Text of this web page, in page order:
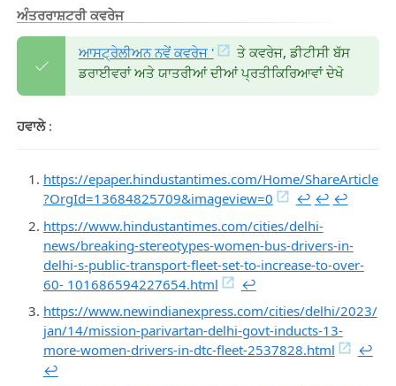
ਅੰਤਰਰਾਸ਼ਟਰੀ ਕਵਰੇਜ
ਆਸਟ੍ਰੇਲੀਅਨ ਨਵੇਂ ਕਵਰੇਜ '
ਤੇ ਕਵਰੇਜ, ਡੀਟੀਸੀ ਬੱਸ
ਡਰਾਈਵਰਾਂ ਅਤੇ ਯਾਤਰੀਆਂ ਦੀਆਂ ਪ੍ਰਤੀਕਿਰਿਆਵਾਂ ਦੇਖੋ
ਹਵਾਲੇ:
https://epaper.hindustantimes.com/Home/ShareArticle
?OrgId=13684825709&imageview=0
↩︎ ↩︎ ↩︎
https://www.hindustantimes.com/cities/delhi-
news/breaking-stereotypes-women-bus-drivers-in-
delhi-s-public-transport-fleet-set-to-increase-to-over-
60- 101686594227654.html
↩︎
https://www.newindianexpress.com/cities/delhi/2023/
jan/14/mission-parivartan-delhi-govt-inducts-13-
more-women-drivers-in-dtc-fleet-2537828.html
↩︎
↩︎